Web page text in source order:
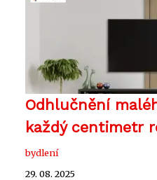
Odhlučnění
každý centimetr
bydlení
29. 08. 2025